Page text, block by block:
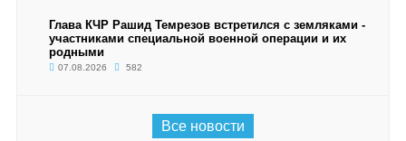
Глава КЧР Рашид Темрезов встретился с земляками -
участниками специальной военной операции и их
родными
07.08.2026 582
Все новости